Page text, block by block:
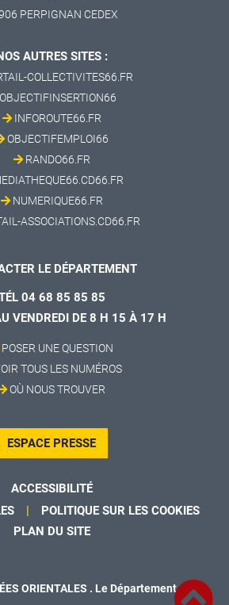
PERPIGNAN CEDEX
AUTRES SITES :
COLLECTIVITES66.FR
OBJECTIFINSERTION66
INFOROUTE66.FR
OBJECTIFEMPLOI66
RANDO66.FR
NUMERIQUE66.FR
ASSOCIATIONS.CD66.FR
LE DÉPARTEMENT
04 68 85 85 85
VENDREDI DE 8 H 15 À 17 H
POSER UNE QUESTION
TOUS LES NUMÉROS
OÙ NOUS TROUVER
ESPACE PRESSE
ACCESSIBILITÉ
POLITIQUE SUR LES COOKIES
PLAN DU SITE
ORIENTALES . Le Département